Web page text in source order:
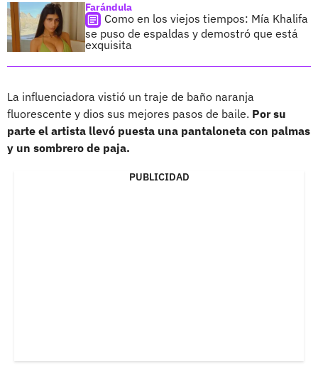
Farándula
Como en los viejos tiempos: Mía Khalifa
se puso de espaldas y demostró que está
exquisita
La influenciadora vistió un traje de baño naranja
fluorescente y dios sus mejores pasos de baile. Por su
parte el artista llevó puesta una pantaloneta con palmas
y un sombrero de paja.
PUBLICIDAD